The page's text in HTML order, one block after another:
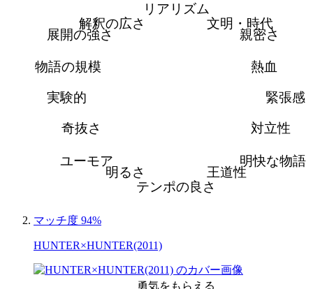
リアリズム
文明・時代
親密さ
熱血
緊張感
対立性
明快な物語
王道性
テンポの良さ
明るさ
ユーモア
奇抜さ
実験的
物語の規模
展開の強さ
解釈の広さ
マッチ度 94%
HUNTER×HUNTER(2011)
勇気をもらえる